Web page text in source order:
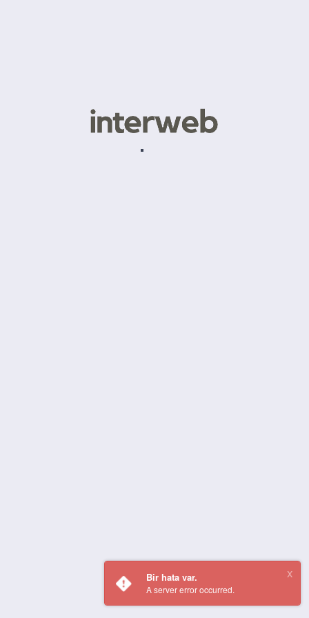
Bir hata var.
A server error occurred.